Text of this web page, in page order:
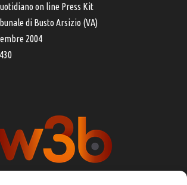
on line Press Kit
di Busto Arsizio (VA)
2004